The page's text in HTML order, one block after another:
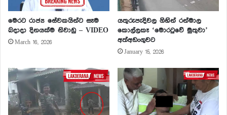
මෙරට රාජ්‍ය සේවකයින්ට සෑම
බදාදා දිනයක්ම නිවාඩු – VIDEO
March 16, 2026
යතුරුපැදිවල ගිහින් රන්මාල
කොල්ලකෑ ‘මොරටුවේ මුතුවා’
අත්අඩංගුවට
January 15, 2026